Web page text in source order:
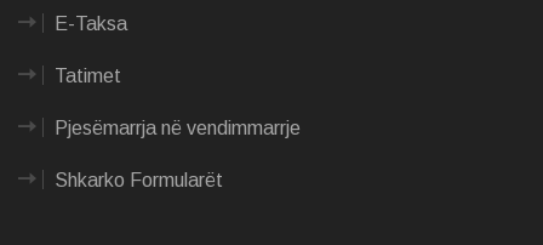
E-Taksa
Tatimet
Pjesëmarrja në vendimmarrje
Shkarko Formularët